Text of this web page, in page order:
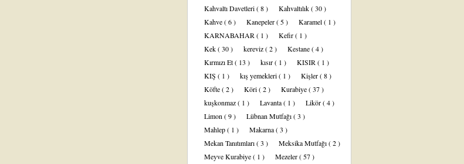
Kahvaltı Davetleri( 8 ) Kahvaltılık( 30 )
Kahve( 6 ) Kanepeler( 5 ) Karamel( 1 )
KARNABAHAR ( 1 ) Kefir( 1 )
Kek( 30 ) kereviz( 2 ) Kestane( 4 )
Kırmızı Et( 13 ) kısır( 1 ) KISIR ( 1 )
KIŞ ( 1 ) kış yemekleri( 1 ) Kişler( 8 )
Köfte( 2 ) Köri( 2 ) Kurabiye( 37 )
kuşkonmaz( 1 ) Lavanta( 1 ) Likör( 4 )
Limon ( 9 ) Lübnan Mutfağı( 3 )
Mahlep( 1 ) Makarna( 3 )
Mekan Tanıtımları( 3 ) Meksika Mutfağı( 2 )
Meyve Kurabiye( 1 ) Mezeler( 57 )